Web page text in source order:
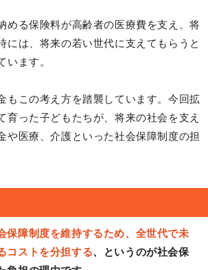
める保険料が高齢者の医療費を支え、将
には、将来の若い世代に支えてもらうと
います。
もこの考え方を踏襲しています。今回拡
育った子どもたちが、将来の社会を支え
や医療、介護といった社会保障制度の担
保障制度を維持するため、全世代で未
コストを分担する、というのが社会保